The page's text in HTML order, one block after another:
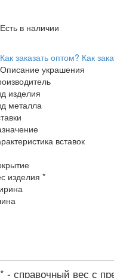
Есть в наличии
Как заказать оптом? Как
Описание украшения
изделия
металла
вставок
изделия *
* - справочный вес с